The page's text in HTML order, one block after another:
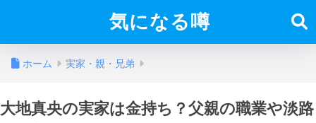
気になる噂
ホーム 実家・親・兄弟
大地真央の実家は金持ち？父親の職業や淡路